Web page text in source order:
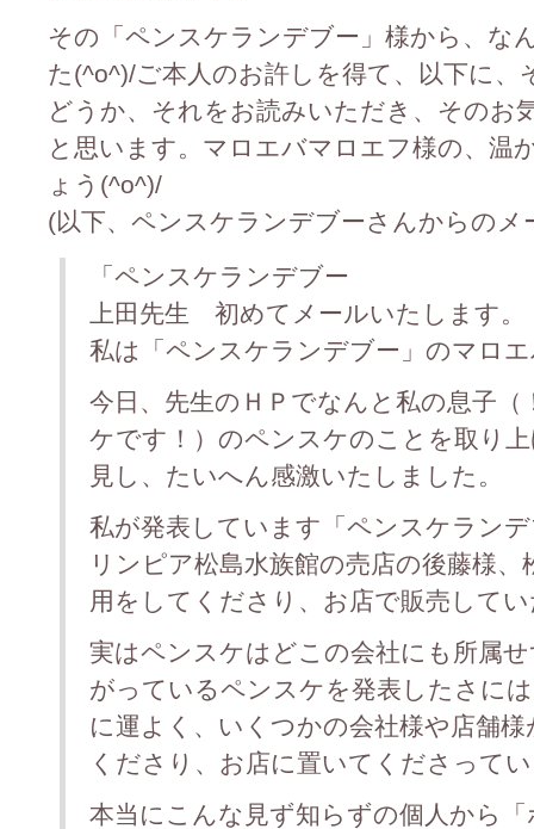
その「ペンスケランデブー」様から、な
た(^o^)/ご本人のお許しを得て、以下に
どうか、それをお読みいただき、そのお
と思います。マロエバマロエフ様の、温
ょう(^o^)/
(以下、ペンスケランデブーさんからのメ
「ペンスケランデブー
上田先生 初めてメールいたします。
私は「ペンスケランデブー」のマロ
今日、先生のＨＰでなんと私の息子
ケです！）のペンスケのことを取り
見し、たいへん感激いたしました。
私が発表しています「ペンスケラン
リンピア松島水族館の売店の後藤様
用をしてくださり、お店で販売して
実はペンスケはどこの会社にも所属
がっているペンスケを発表したさに
に運よく、いくつかの会社様や店舗
くださり、お店に置いてくださって
本当にこんな見ず知らずの個人から